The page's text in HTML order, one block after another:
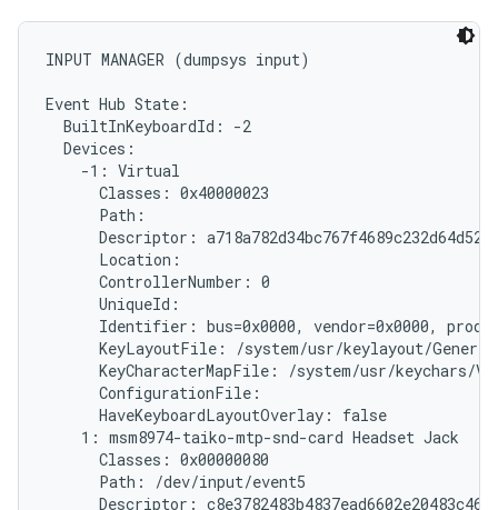
INPUT MANAGER (dumpsys input)
Event Hub State:
  BuiltInKeyboardId: -2
  Devices:
    -1: Virtual
      Classes: 0x40000023
      Path:
Descriptor:
      Location:
      ControllerNumber: 0
      UniqueId:
Identifier: bus=0x0000, vendor=0x0000,
KeyLayoutFile: /system/usr/keylayout/
KeyCharacterMapFile: /system/usr/keychars/
      ConfigurationFile:
      HaveKeyboardLayoutOverlay: false
    1: msm8974-taiko-mtp-snd-card Headset Jack
      Classes: 0x00000080
      Path: /dev/input/event5
Descriptor: